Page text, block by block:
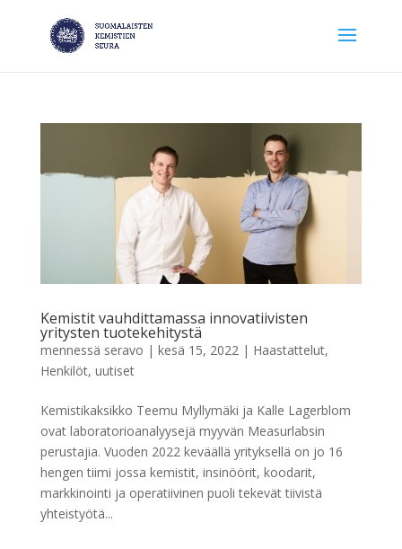
Kemistit vauhdittamassa innovatiivisten
yritysten tuotekehitystä
mennessä seravo | kesä 15, 2022| Haastattelut,
Henkilöt, uutiset
Kemistikaksikko Teemu Myllymäki ja Kalle Lagerblom
ovat laboratorioanalyysejä myyvän Measurlabsin
perustajia. Vuoden 2022 keväällä yrityksellä on jo 16
hengen tiimi jossa kemistit, insinöörit, koodarit,
markkinointi ja operatiivinen puoli tekevät tiivistä
yhteistyötä...